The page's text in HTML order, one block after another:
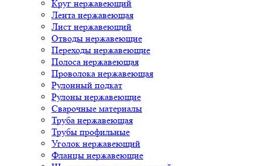
Круг нержавеющий
Лента нержавеющая
Лист нержавеющий
Отводы нержавеющие
Переходы нержавеющие
Полоса нержавеющая
Проволока нержавеющая
Рулонный подкат
Рулоны нержавеющие
Сварочные материалы
Труба нержавеющая
Трубы профильные
Уголок нержавеющий
Фланцы нержавеющие